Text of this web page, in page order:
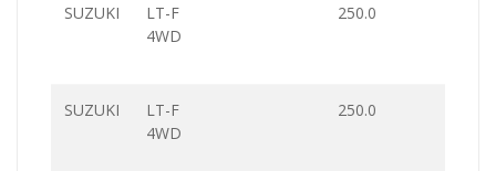
SUZUKI
LT-F
4WD
250.0
SUZUKI
LT-F
4WD
250.0